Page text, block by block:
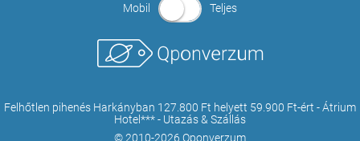
Mobil Teljes
Felhőtlen pihenés Harkányban 127.800 Ft helyett 59.900 Ft-ért - Átrium
Hotel*** - Utazás & Szállás
© 2010-2026 Qponverzum